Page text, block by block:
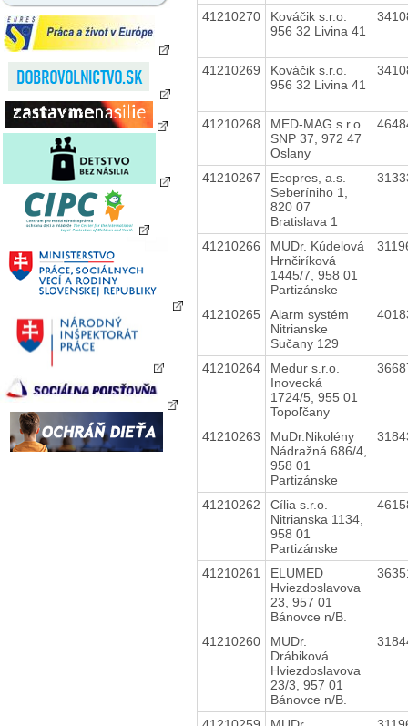
41210270
Kováčik s.r.o.
956 32 Livina 41
41210269
Kováčik s.r.o.
956 32 Livina 41
41210268
MED-MAG s.r.o.
SNP 37, 972 47
Oslany
41210267
Ecopres, a.s.
Seberíniho 1,
820 07
Bratislava 1
41210266
MUDr. Kúdelová
Hrnčiríková
1445/7, 958 01
Partizánske
41210265
Alarm systém
Nitrianske
Sučany 129
41210264
Medur s.r.o.
Inovecká
1724/5, 955 01
Topoľčany
41210263
MuDr.Nikolény
Nádražná 686/4,
958 01
Partizánske
41210262
Cília s.r.o.
Nitrianska 1134,
958 01
Partizánske
41210261
ELUMED
Hviezdoslavova
23, 957 01
Bánovce n/B.
41210260
MUDr.
Drábiková
Hviezdoslavova
23/3, 957 01
Bánovce n/B.